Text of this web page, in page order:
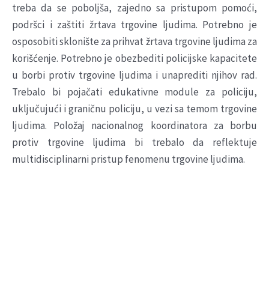
treba da se poboljša, zajedno sa pristupom pomoći,
podršci i zaštiti žrtava trgovine ljudima. Potrebno je
osposobiti sklonište za prihvat žrtava trgovine ljudima za
korišćenje. Potrebno je obezbediti policijske kapacitete
u borbi protiv trgovine ljudima i unaprediti njihov rad.
Trebalo bi pojačati edukativne module za policiju,
uključujući i graničnu policiju, u vezi sa temom trgovine
ljudima. Položaj nacionalnog koordinatora za borbu
protiv trgovine ljudima bi trebalo da reflektuje
multidisciplinarni pristup fenomenu trgovine ljudima.